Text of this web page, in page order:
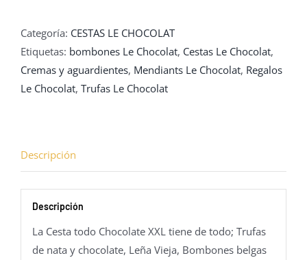
XXL
cantidad
Categoría: CESTAS LE CHOCOLAT
Etiquetas: bombones Le Chocolat, Cestas Le Chocolat,
Cremas y aguardientes, Mendiants Le Chocolat, Regalos
Le Chocolat, Trufas Le Chocolat
Descripción
Descripción
La Cesta todo Chocolate XXL tiene de todo; Trufas
de nata y chocolate, Leña Vieja, Bombones belgas